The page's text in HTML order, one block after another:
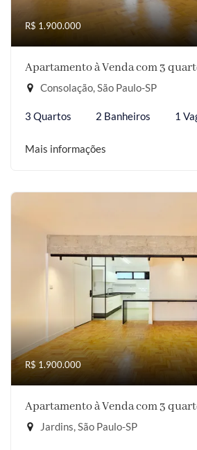
R$ 1.900.000
Apartamento à Venda com 3
Consolação, São Paulo-SP
3 Quartos 2 Banheiros 1
Mais informações
R$ 1.900.000
Apartamento à Venda com 3
Jardins, São Paulo-SP